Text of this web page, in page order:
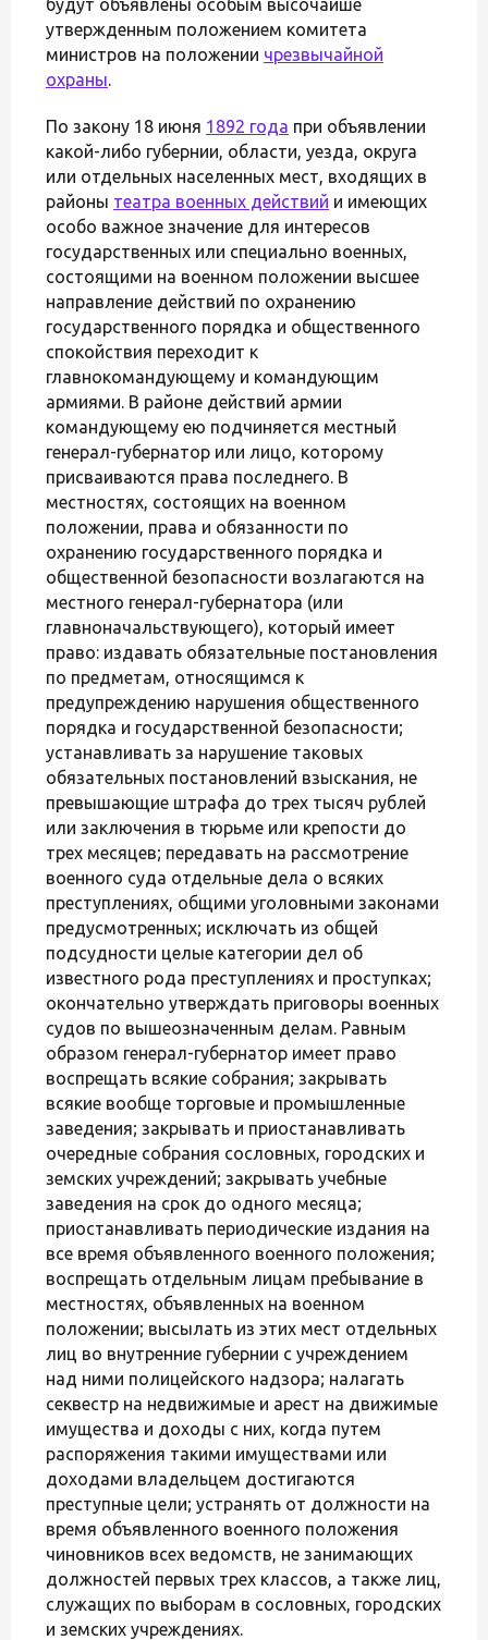
будут объявлены особым высочайше
утвержденным положением комитета
министров на положении чрезвычайной
охраны.
По закону 18 июня 1892 года при объявлении
какой-либо губернии, области, уезда, округа
или отдельных населенных мест, входящих в
районы театра военных действий и имеющих
особо важное значение для интересов
государственных или специально военных,
состоящими на военном положении высшее
направление действий по охранению
государственного порядка и общественного
спокойствия переходит к
главнокомандующему и командующим
армиями. В районе действий армии
командующему ею подчиняется местный
генерал-губернатор или лицо, которому
присваиваются права последнего. В
местностях, состоящих на военном
положении, права и обязанности по
охранению государственного порядка и
общественной безопасности возлагаются на
местного генерал-губернатора (или
главноначальствующего), который имеет
право: издавать обязательные постановления
по предметам, относящимся к
предупреждению нарушения общественного
порядка и государственной безопасности;
устанавливать за нарушение таковых
обязательных постановлений взыскания, не
превышающие штрафа до трех тысяч рублей
или заключения в тюрьме или крепости до
трех месяцев; передавать на рассмотрение
военного суда отдельные дела о всяких
преступлениях, общими уголовными законами
предусмотренных; исключать из общей
подсудности целые категории дел об
известного рода преступлениях и проступках;
окончательно утверждать приговоры военных
судов по вышеозначенным делам. Равным
образом генерал-губернатор имеет право
воспрещать всякие собрания; закрывать
всякие вообще торговые и промышленные
заведения; закрывать и приостанавливать
очередные собрания сословных, городских и
земских учреждений; закрывать учебные
заведения на срок до одного месяца;
приостанавливать периодические издания на
все время объявленного военного положения;
воспрещать отдельным лицам пребывание в
местностях, объявленных на военном
положении; высылать из этих мест отдельных
лиц во внутренние губернии с учреждением
над ними полицейского надзора; налагать
секвестр на недвижимые и арест на движимые
имущества и доходы с них, когда путем
распоряжения такими имуществами или
доходами владельцем достигаются
преступные цели; устранять от должности на
время объявленного военного положения
чиновников всех ведомств, не занимающих
должностей первых трех классов, а также лиц,
служащих по выборам в сословных, городских
и земских учреждениях.